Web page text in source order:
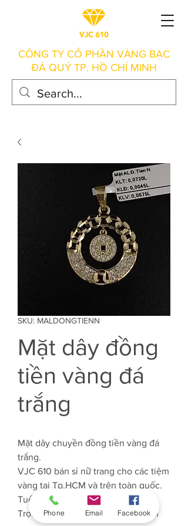
CÔNG TY CỔ PHẦN VÀNG BẠC
ĐÁ QUÝ TP. HỒ CHÍ MINH
SKU: MALDONGTIENN
Mặt dây đồng
tiền vàng đá
trắng
Mặt dây chuyền đồng tiền vàng đá
trắng.
VJC 610 bán sỉ nữ trang cho các tiệm
vàng tại Tp.HCM và trên toàn quốc.
Tuổi Vàng: 61%
Trọng lượng Vàng: Khoảng 0.6 chỉ
Phone Email Facebook